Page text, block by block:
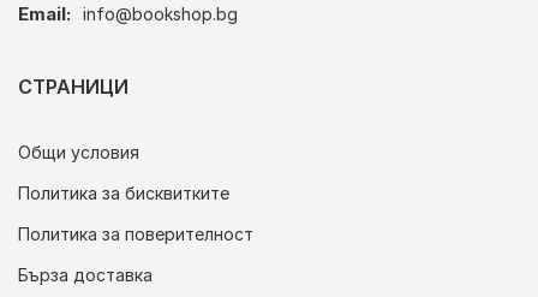
Email: info@bookshop.bg
СТРАНИЦИ
Общи условия
Политика за бисквитките
Политика за поверителност
Бърза доставка